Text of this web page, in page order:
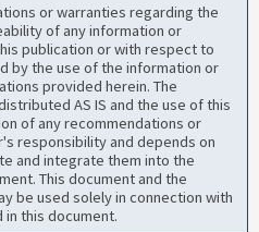
or warranties regarding the
of any information or
publication or with respect to
by the use of the information or
provided herein. The
AS IS and the use of this
of any recommendations or
responsibility and depends on
and integrate them into the
This document and the
be used solely in connection with
this document.